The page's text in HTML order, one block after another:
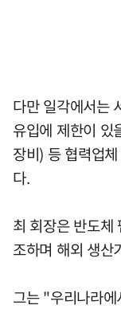
다만 일각에서는
유입에 제한이 있
장비) 등 협력업
다.
최 회장은 반도체
조하며 해외 생산
그는 "우리나라